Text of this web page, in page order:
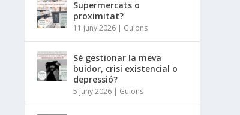
Supermercats o
proximitat?
11 juny 2026 | Guions
Sé gestionar la meva
buidor, crisi existencial o
depressió?
5 juny 2026 | Guions